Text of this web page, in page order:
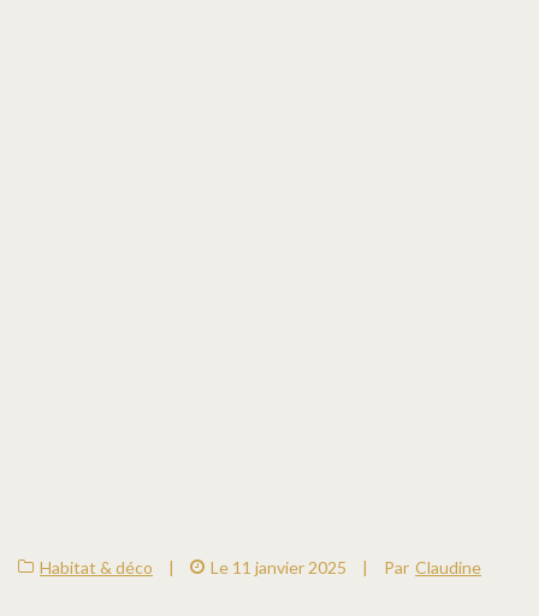
Habitat & déco | Le 11 janvier 2025 | Par Claudine